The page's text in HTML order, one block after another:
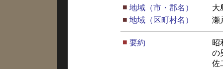
■ 地域（市・郡名）
大
■ 地域（区町村名） 瀬
■ 要約
昭
の
佐